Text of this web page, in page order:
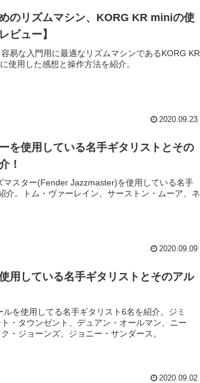
のリズムマシン、KORG KR miniの使
ビュー】
易な入門用に最適なリズムマシンであるKORG KR
使用した感想と操作方法を紹介。
2020.09.23
を使用している名手ギタリストとその
！
マスター(Fender Jazzmaster)を使用している名手
介。トム・ヴァーレイン、サーストン・ムーア、ネ
2020.09.09
用している名手ギタリストとそのアル
ルを使用してる名手ギタリスト6名を紹介。ジミ
・タウンゼント、デュアン・オールマン、ニー
・ジョーンズ、ジョニー・サンダース。
2020.09.02